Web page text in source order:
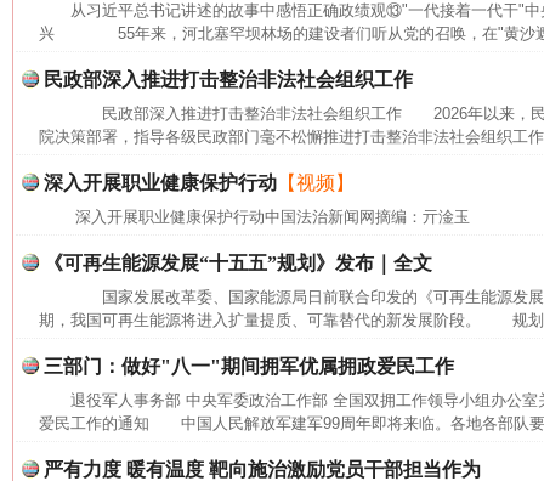
从习近平总书记讲述的故事中感悟正确政绩观⑬"一代接着一代干"
兴 55年来，河北塞罕坝林场的建设者们听从党的召唤，在"黄沙遮
民政部深入推进打击整治非法社会组织工作
民政部深入推进打击整治非法社会组织工作 2026年以来，民
院决策部署，指导各级民政部门毫不松懈推进打击整治非法社会组织工
深入开展职业健康保护行动 【视频】
深入开展职业健康保护行动中国法治新闻网摘编：亓淦玉
《可再生能源发展“十五五”规划》发布｜全文
国家发展改革委、国家能源局日前联合印发的《可再生能源发
期，我国可再生能源将进入扩量提质、可靠替代的新发展阶段。 规
三部门：做好"八一"期间拥军优属拥政爱民工作
退役军人事务部 中央军委政治工作部 全国双拥工作领导小组办公
爱民工作的通知 中国人民解放军建军99周年即将来临。各地各部队
严有力度 暖有温度 靶向施治激励党员干部担当作为
网上购药对药下症？